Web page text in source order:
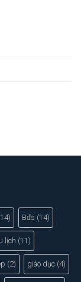
Bđs (14)
lịch (11)
(2) giáo dục (4)